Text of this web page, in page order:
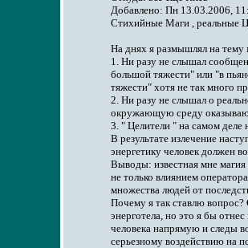
Добавлено: Пн 13.03.2006,
Стихийные Маги , реальные
На днях я размышлял на тему
1. Ни разу не слышал
большой тяжести" или "в
тяжести" хотя не так много
2. Ни разу не слышал о
окружающую среду
3. " Целители " на самом деле
В результате излечение
энергетику человек должен
Выводы: известная мне магия
не только влиянием
множества людей от
Почему я так ставлю вопрос?
энерготела, но это я бы
человека напрямую и следы
серьезному воздействию на